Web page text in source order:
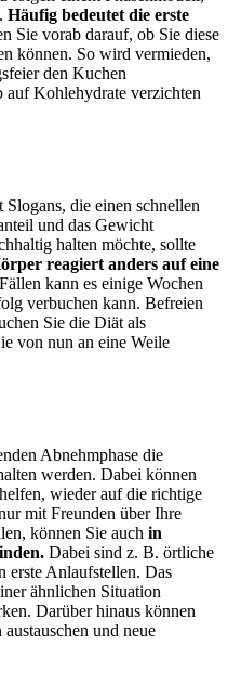
Häufig bedeutet die erste
Sie vorab darauf, ob Sie diese
können. So wird vermieden,
den Kuchen
auf Kohlehydrate verzichten
die einen schnellen
und das Gewicht
halten möchte, sollte
reagiert anders auf eine
kann es einige Wochen
verbuchen kann. Befreien
Sie die Diät als
von nun an eine Weile
Abnehmphase die
werden. Dabei können
wieder auf die richtige
mit Freunden über Ihre
können Sie auch in
Dabei sind z. B. örtliche
erste Anlaufstellen. Das
ähnlichen Situation
Darüber hinaus können
und neue